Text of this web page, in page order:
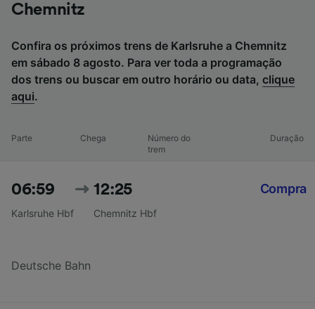
Chemnitz
Confira os próximos trens de Karlsruhe a Chemnitz
em sábado 8 agosto. Para ver toda a programação
dos trens ou buscar em outro horário ou data, clique
aqui.
Parte Chega
Número do
trem
Duração
06:59
Karlsruhe Hbf
12:25
Chemnitz Hbf
Deutsche Bahn
Compra